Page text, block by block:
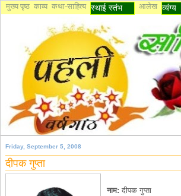
मुख्य पृष्ठ काव्य कथा-साहित्य स्थाई स्तंभ आलेख व्यंग्य
Friday, September 5, 2008
दीपक गुप्ता
नाम: दीपक गुप्ता